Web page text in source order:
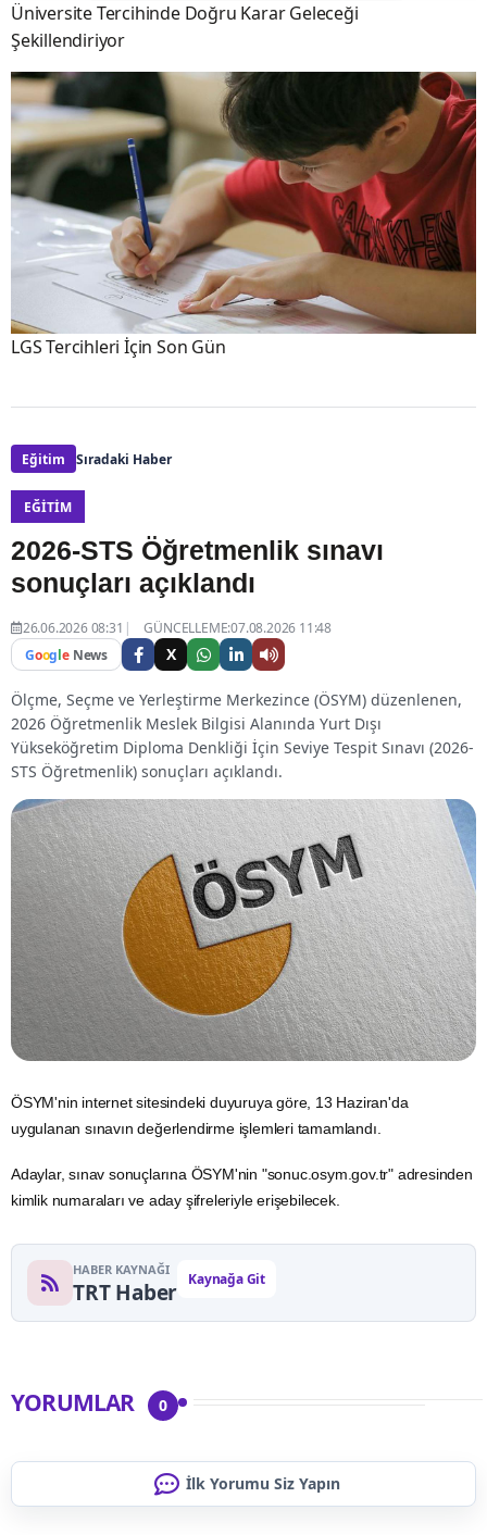
Üniversite Tercihinde Doğru Karar Geleceği
Şekillendiriyor
LGS Tercihleri İçin Son Gün
Eğitim Sıradaki Haber
EĞITIM
2026-STS Öğretmenlik sınavı
sonuçları açıklandı
26.06.2026 08:31
GÜNCELLEME:07.08.2026 11:48
Google News X
Ölçme, Seçme ve Yerleştirme Merkezince (ÖSYM) düzenlenen,
2026 Öğretmenlik Meslek Bilgisi Alanında Yurt Dışı
Yükseköğretim Diploma Denkliği İçin Seviye Tespit Sınavı (2026-
STS Öğretmenlik) sonuçları açıklandı.
ÖSYM'nin internet sitesindeki duyuruya göre, 13 Haziran'da
uygulanan sınavın değerlendirme işlemleri tamamlandı.
Adaylar, sınav sonuçlarına ÖSYM'nin "sonuc.osym.gov.tr" adresinden
kimliknumaraları ve aday şifreleriyle erişebilecek.
HABER KAYNAĞI
TRT Haber Kaynağa Git
YORUMLAR 0
İlk Yorumu Siz Yapın